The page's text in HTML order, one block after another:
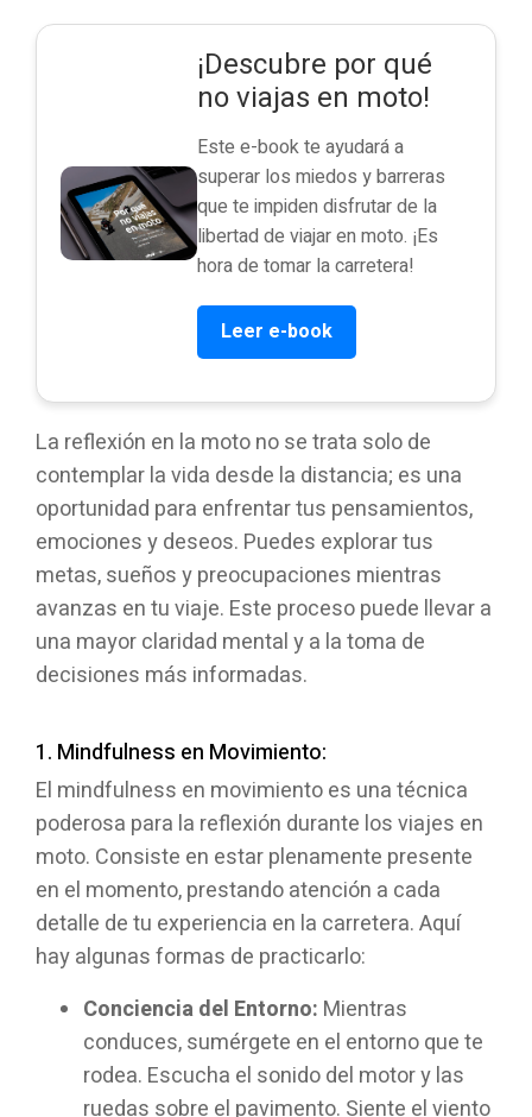
¡Descubre por qué
no viajas en moto!
Este e-book te ayudará a
superar los miedos y barreras
que te impiden disfrutar de la
libertad de viajar en moto. ¡Es
hora de tomar la carretera!
Leer e-book
La reflexión en la moto no se trata solo de
contemplar la vida desde la distancia; es una
oportunidad para enfrentar tus pensamientos,
emociones y deseos. Puedes explorar tus
metas, sueños y preocupaciones mientras
avanzas en tu viaje. Este proceso puede llevar a
una mayor claridad mental y a la toma de
decisiones más informadas.
1. Mindfulness en Movimiento:
El mindfulness en movimiento es una técnica
poderosa para la reflexión durante los viajes en
moto. Consiste en estar plenamente presente
en el momento, prestando atención a cada
detalle de tu experiencia en la carretera. Aquí
hay algunas formas de practicarlo:
Conciencia del Entorno: Mientras
conduces, sumérgete en el entorno que te
rodea. Escucha el sonido del motor y las
ruedas sobre el pavimento. Siente el viento